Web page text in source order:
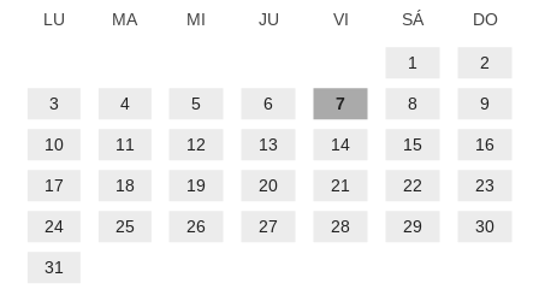
IMD
Somos
Estatutos
Gestión
precios
públicos
PROGRAMAS DEPORTIVOS
Centros
interactivo
Información
IMD
LU MA MI JU VI SÁ DO
1 2
3 4 5 6 7 8 9
10 11 12 13 14 15 16
17 18 19 20 21 22 23
24 25 26 27 28 29 30
31